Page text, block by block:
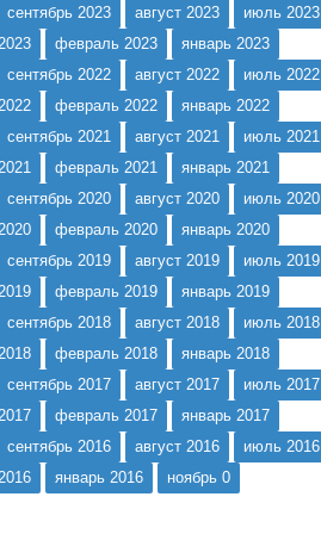
сентябрь 2023 август 2023
июль 2023
февраль 2023
январь 2023
сентябрь 2022 август 2022
июль 2022
февраль 2022
январь 2022
сентябрь 2021 август 2021
июль 2021
февраль 2021
январь 2021
сентябрь 2020 август 2020
июль 2020
февраль 2020
январь 2020
сентябрь 2019 август 2019
июль 2019
февраль 2019
январь 2019
сентябрь 2018 август 2018
июль 2018
февраль 2018
январь 2018
сентябрь 2017 август 2017
июль 2017
февраль 2017
январь 2017
сентябрь 2016 август 2016
июль 2016
январь 2016 ноябрь 0